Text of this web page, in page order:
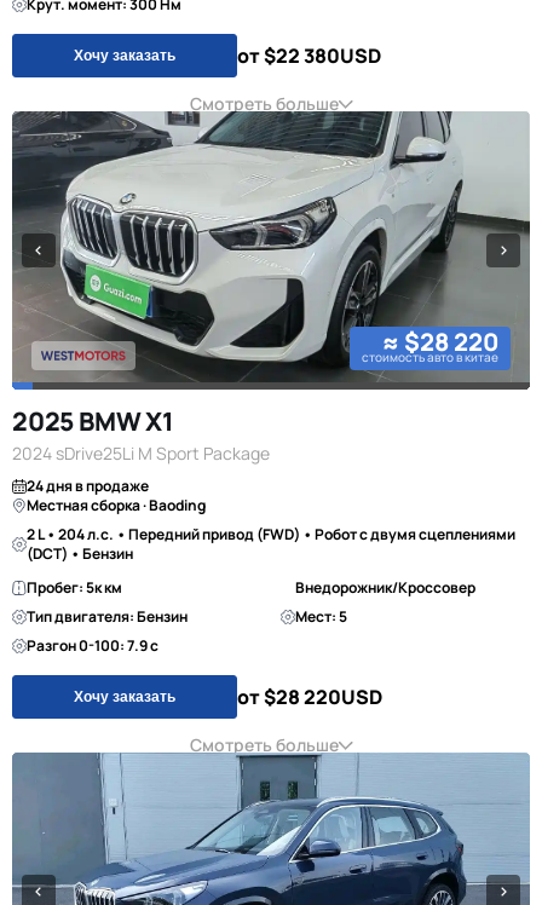
Крут. момент: 300 Нм
Хочу заказать от $22 380USD
Смотреть больше
≈ $28 220
стоимость авто в китае
2025 BMW X1
2024 sDrive25Li M Sport Package
24 дня в продаже
Местная сборка · Baoding
2 L • 204 л.с. • Передний привод (FWD) • Робот с двумя сцеплениями
(DCT) • Бензин
Пробег: 5к км
Внедорожник/Кроссовер
Тип двигателя: Бензин
Мест: 5
Разгон 0-100: 7.9 с
Хочу заказать от $28 220USD
Смотреть больше